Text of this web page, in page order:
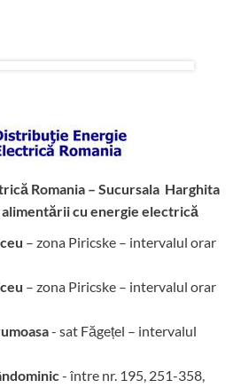
Romania – Sucursala Harghita
cu energie electrică
– zona Piricske – intervalul orar
– zona Piricske – intervalul orar
- sat Făgețel – intervalul
- între nr. 195, 251-358,